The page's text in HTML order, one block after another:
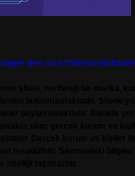
Skype: live:.cid.575569c608265c69